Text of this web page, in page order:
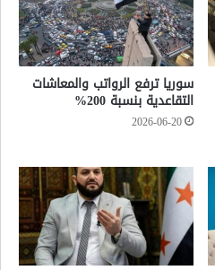
سوريا ترفع الرواتب والمعاشات
التقاعدية بنسبة 200%
2026-06-20